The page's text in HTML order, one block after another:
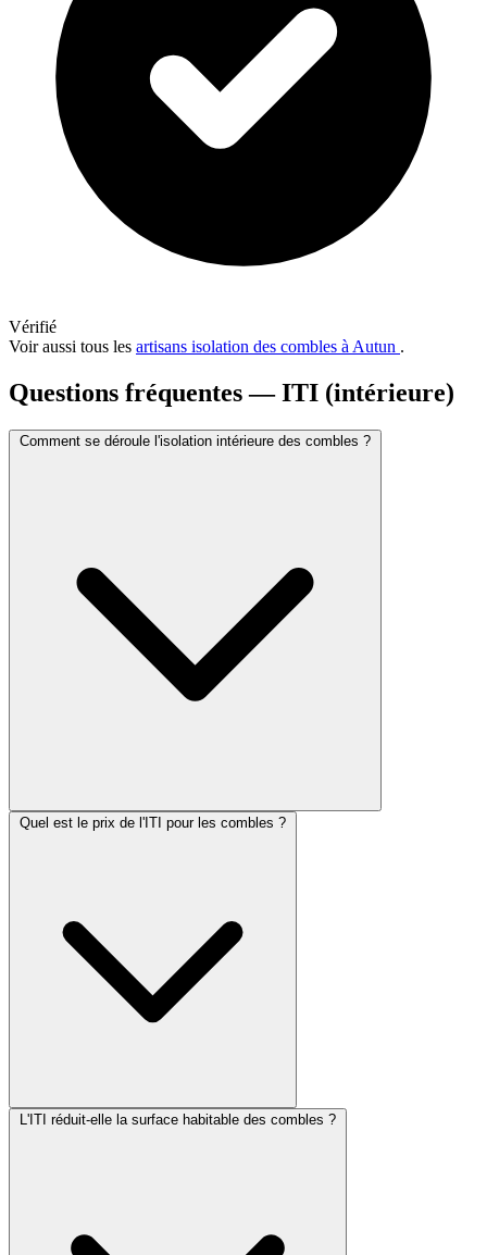
Vérifié
Voir aussi tous les artisans isolation des combles à Autun .
Questions fréquentes — ITI (intérieure)
Comment se déroule l'isolation intérieure des combles ?
Quel est le prix de l'ITI pour les combles ?
L'ITI réduit-elle la surface habitable des combles ?